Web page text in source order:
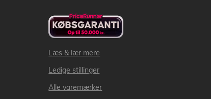
Læs & lær mere
Ledige stillinger
Alle varemærker